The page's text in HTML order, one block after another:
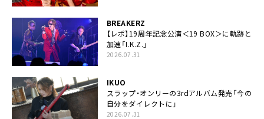
BREAKERZ
【レポ】19周年記念公演＜19 BOX＞に軌跡と
加速「I.K.Z.」
2026.07.31
IKUO
スラップ・オンリーの3rdアルバム発売「今の
自分をダイレクトに」
2026.07.31